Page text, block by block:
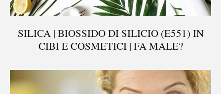
SILICA | BIOSSIDO DI SILICIO (E551) IN
CIBI E COSMETICI | FA MALE?